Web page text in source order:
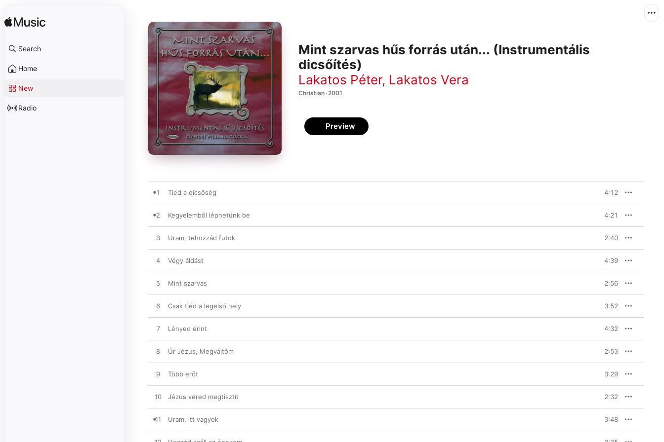
Search
Home
New
Radio
Mint szarvas hűs forrás után... (Instrumentális
dicsőítés)
Lakatos Péter, Lakatos Vera
Christian · 2001
Preview
1 Tied a dicsőség 4:12
2 Kegyelemből léphetünk be 4:21
3 Uram, tehozzád futok 2:40
4 Végy áldást 4:39
5 Mint szarvas 2:56
6 Csak tiéd a legelső hely 3:52
7 Lényed érint 4:32
8 Úr Jézus, Megváltóm 2:53
9 Több erőt 3:29
10 Jézus véred megtisztít 2:32
11 Uram, itt vagyok 3:48